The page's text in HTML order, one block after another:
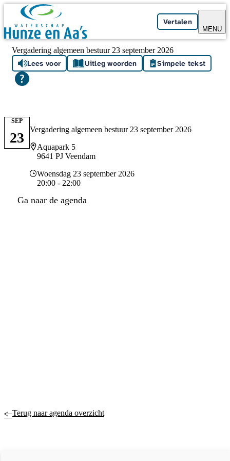
Skip navigation
Vertalen
MENU
Vergadering algemeen bestuur 23 september 2026
Lees voor Uitleg woorden Simpele tekst
Vergadering algemeen bestuur 23 september 2026
Locatie
Aquapark 5
9641 PJ Veendam
Datum en tijd
Woensdag 23 september 2026
20:00 - 22:00
SEP
23
Ga naar de agenda
Terug naar agenda overzicht